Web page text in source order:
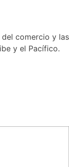
comercio y las
y el Pacífico.